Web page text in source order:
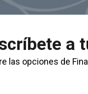
a
las opciones de